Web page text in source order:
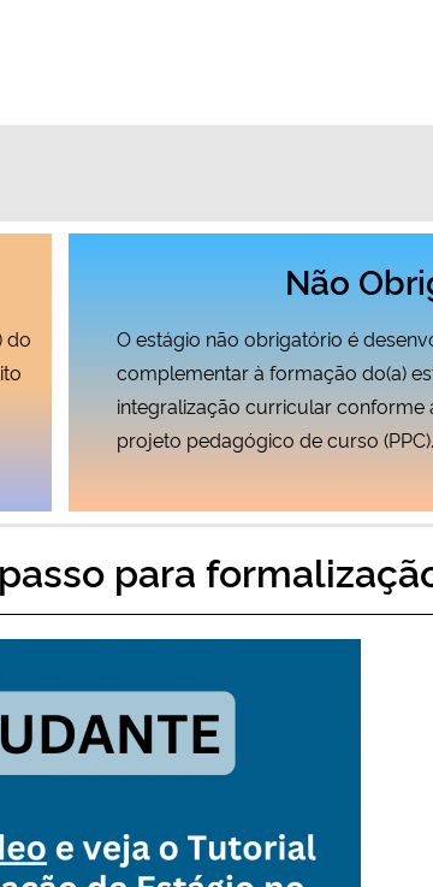
do
Não
O estágio não obrigatório é
complementar à formação do(a)
integralização curricular conforme
projeto pedagógico de curso (PPC).
para